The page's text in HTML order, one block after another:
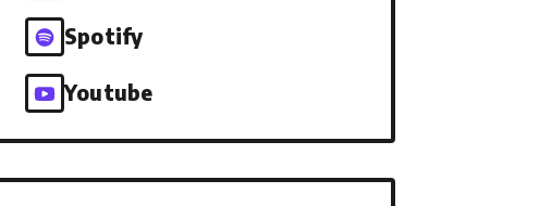
Spotify
Youtube